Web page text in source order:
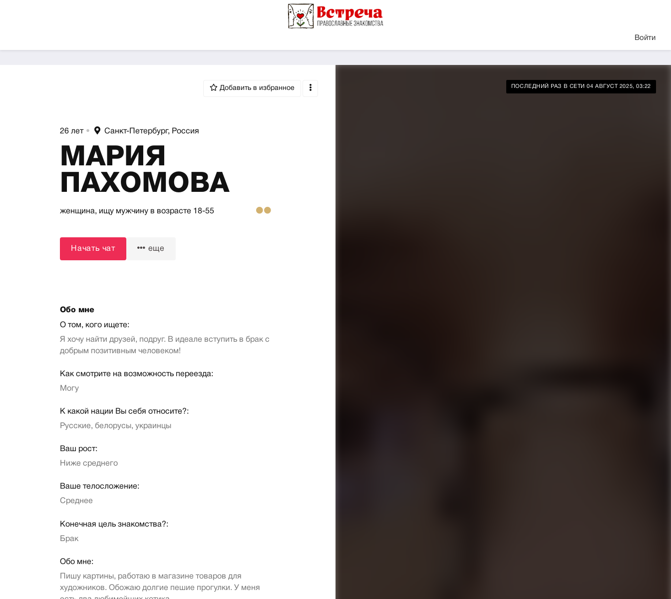
Войти
ПОСЛЕДНИЙ РАЗ В СЕТИ 04 АВГУСТ 2025, 03:22
Добавить в избранное
26 лет • Санкт-Петербург, Россия
МАРИЯ
ПАХОМОВА
женщина, ищу мужчину в возрасте 18-55
Начать чат еще
Обо мне
О том, кого ищете:
Я хочу найти друзей, подруг. В идеале вступить в брак с
добрым позитивным человеком!
Как смотрите на возможность переезда:
Могу
К какой нации Вы себя относите?:
Русские, белорусы, украинцы
Ваш рост:
Ниже среднего
Ваше телосложение:
Среднее
Конечная цель знакомства?:
Брак
Обо мне:
Пишу картины, работаю в магазине товаров для
художников. Обожаю долгие пешие прогулки. У меня